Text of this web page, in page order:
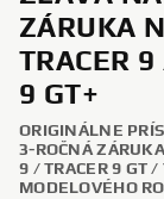
ZÁRUKA
TRACER
9 GT+
ORIGINÁLNE
3-ROČNÁ
9 / TRACER 9 GT
MODELOVÉHO